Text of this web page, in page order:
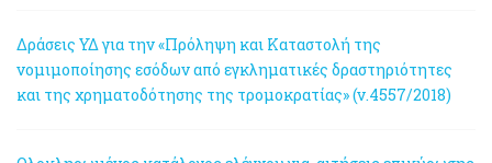
Δράσεις ΥΔ για την «Πρόληψη και Καταστολή της
νομιμοποίησης εσόδων από εγκληματικές δραστηριότητες
και της χρηματοδότησης της τρομοκρατίας» (ν.4557/2018)